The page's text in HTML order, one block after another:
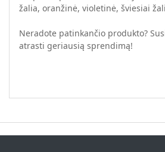
žalia, oranžinė, violetinė, šviesiai
Neradote patinkančio produkto?
atrasti geriausią sprendimą!